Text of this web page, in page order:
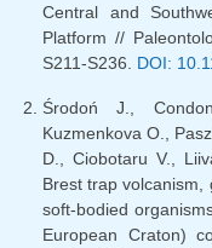
Central and
Platform //
S211-S236. DOI:
Środoń J.,
Kuzmenkova O.,
D., Ciobotaru V.,
Brest trap volcanism,
soft-bodied
European Craton)